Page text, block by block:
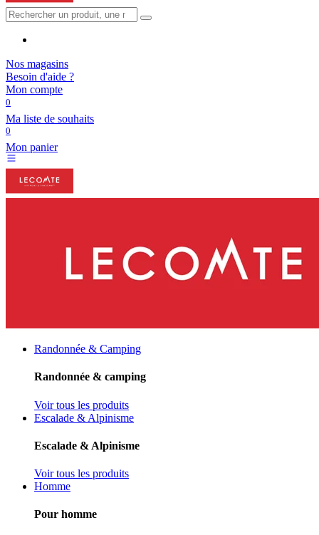
Nos magasins
Besoin d'aide ?
Mon compte
0
Ma liste de souhaits
0
Mon panier
Randonnée & Camping
Randonnée & camping
Voir tous les produits
Escalade & Alpinisme
Escalade & Alpinisme
Voir tous les produits
Homme
Pour homme